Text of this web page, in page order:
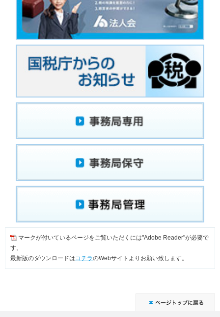
マークが付いているページをご覧いただくには"Adobe Reader"が必要で
す。
最新版のダウンロードはコチラのWebサイトよりお願い致します。